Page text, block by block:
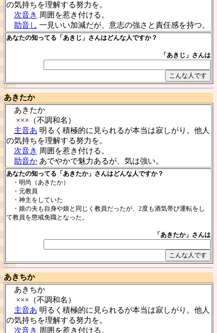
の気持ちを理解する努力を。
次音き 周囲を惹き付ける。
助音し 一見いい加減だが、意志の強さと責任感を持つ。
あなたの知ってる「あきじ」さんはどんな人ですか？
「あきじ」さんは
あきたか
あきたか
×××（不調和名）
主音あ 明るく積極的に見られるが本当は寂しがり。他人
の気持ちを理解する努力を。
次音き 周囲を惹き付ける。
助音か あでやかで魅力あるが、気は強い。
あなたの知ってる「あきたか」さんはどんな人ですか？
・明尚（あきたか）
・元教員
・神主をしていた
・娘の夫も自身や娘と同じく教員だったが、2度も酒気帯び運転をし
て教員を懲戒免職となった。
「あきたか」さんは
あきちか
あきちか
×××（不調和名）
主音あ 明るく積極的に見られるが本当は寂しがり。他人
の気持ちを理解する努力を。
次音き 周囲を惹き付ける。